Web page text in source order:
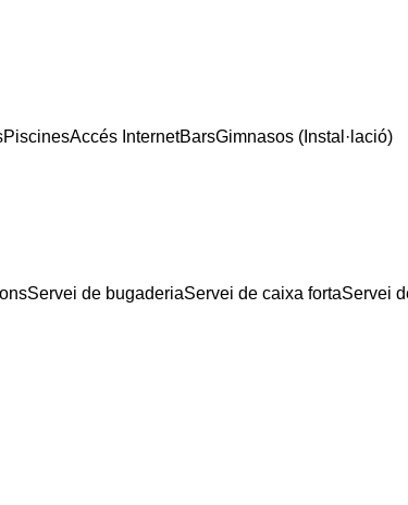
PiscinesAccés InternetBarsGimnasos (Instal·lació)
Servei de bugaderiaServei de caixa fortaServei